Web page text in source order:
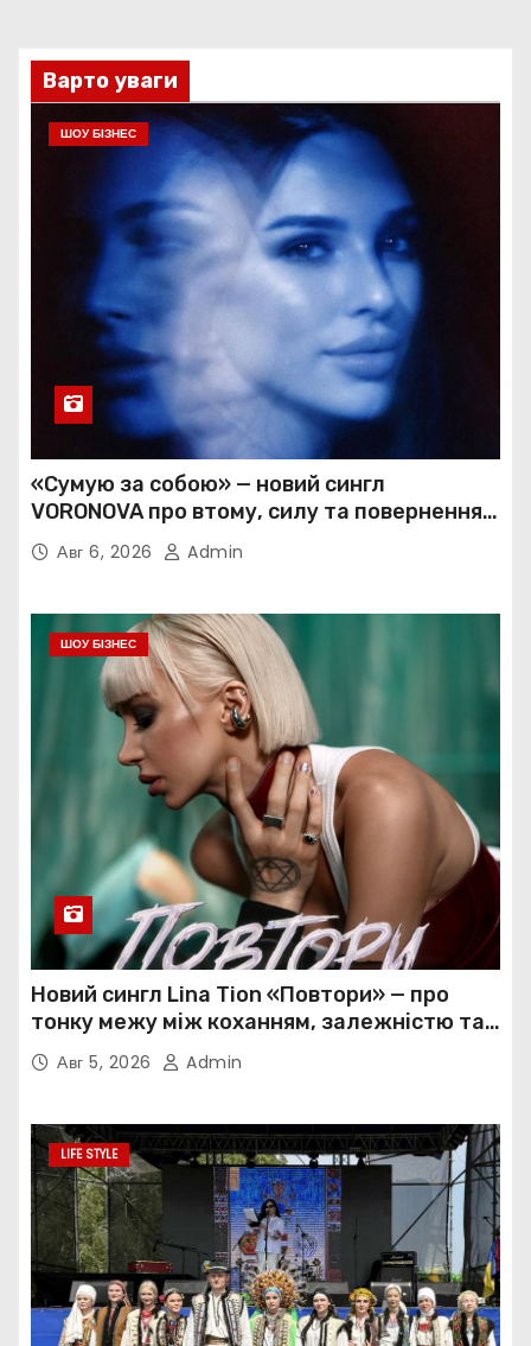
Варто уваги
ШОУ БІЗНЕС
«Сумую за собою» — новий сингл
VORONOVA про втому, силу та повернення
до себе
Авг 6, 2026 Admin
ШОУ БІЗНЕС
Новий сингл Lina Tion «Повтори» — про
тонку межу між коханням, залежністю та
нав’язливою прив’язаністю
Авг 5, 2026 Admin
LIFE STYLE